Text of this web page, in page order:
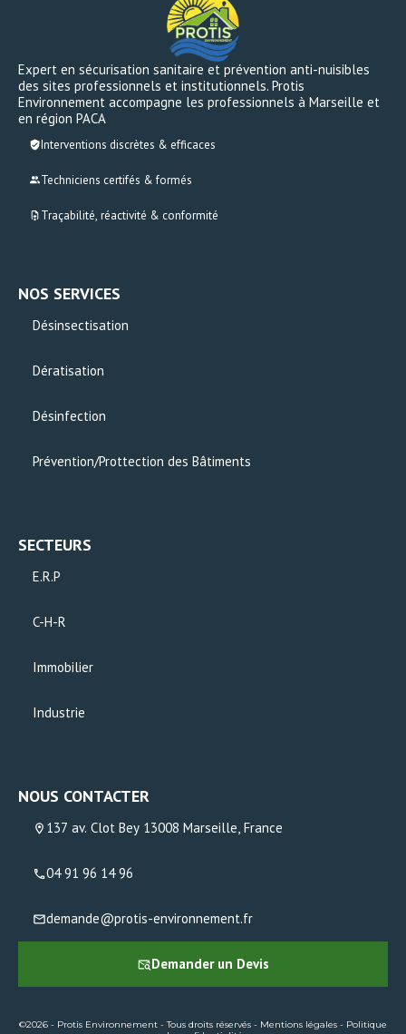
Expert en sécurisation sanitaire et prévention anti-nuisibles
des sites professionnels et institutionnels. Protis
Environnement accompagne les professionnels à Marseille et
en région PACA
Interventions discrètes & efficaces
Techniciens certifés & formés
Traçabilité, réactivité & conformité
NOS SERVICES
Désinsectisation
Dératisation
Désinfection
Prévention/Prottection des Bâtiments
SECTEURS
E.R.P
C-H-R
Immobilier
Industrie
NOUS CONTACTER
137 av. Clot Bey 13008 Marseille, France
04 91 96 14 96
demande@protis-environnement.fr
Demander un Devis
©2026 - Protis Environnement - Tous droits réservés - Mentions légales - Politique